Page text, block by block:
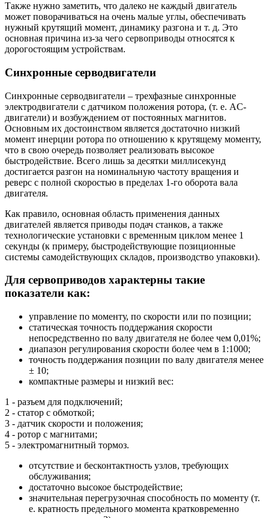
Также нужно заметить, что далеко не каждый двигатель
может поворачиваться на очень малые углы, обеспечивать
нужный крутящий момент, динамику разгона и т. д. Это
основная причина из-за чего сервоприводы относятся к
дорогостоящим устройствам.
Синхронные серводвигатели
Синхронные серводвигатели – трехфазные синхронные
электродвигатели с датчиком положения ротора, (т. е. AC-
двигатели) и возбуждением от постоянных магнитов.
Основным их достоинством является достаточно низкий
момент инерции ротора по отношению к крутящему моменту,
что в свою очередь позволяет реализовать высокое
быстродействие. Всего лишь за десятки миллисекунд
достигается разгон на номинальную частоту вращения и
реверс с полной скоростью в пределах 1-го оборота вала
двигателя.
Как правило, основная область применения данных
двигателей является приводы подач станков, а также
технологические установки с временным циклом менее 1
секунды (к примеру, быстродействующие позиционные
системы самодействующих складов, производство упаковки).
Для сервоприводов характерны такие
показатели как:
управление по моменту, по скорости или по позиции;
статическая точность поддержания скорости
непосредственно по валу двигателя не более чем 0,01%;
диапазон регулирования скорости более чем в 1:1000;
точность поддержания позиции по валу двигателя менее
± 10;
компактные размеры и низкий вес:
1 - разъем для подключений;
2 - статор с обмоткой;
3 - датчик скорости и положения;
4 - ротор с магнитами;
5 - электромагнитный тормоз.
отсутствие и бесконтактность узлов, требующих
обслуживания;
достаточно высокое быстродействие;
значительная перегрузочная способность по моменту (т.
е. кратность предельного момента кратковременно